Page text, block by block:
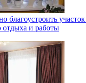
благоустроить
отдыха и работы